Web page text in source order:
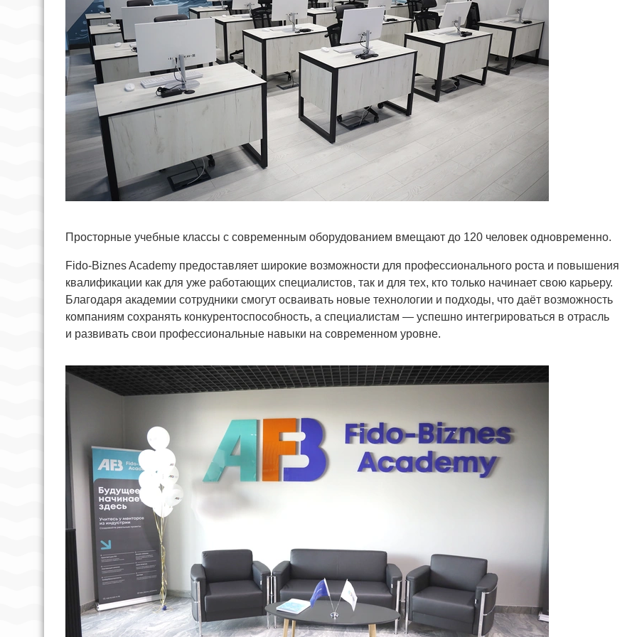
Просторные учебные классы с современным оборудованием вмещают до 120 человек одновременно.
Fido-Biznes Academy предоставляет широкие возможности для профессионального роста и повышения
квалификации как для уже работающих специалистов, так и для тех, кто только начинает свою карьеру.
Благодаря академии сотрудники смогут осваивать новые технологии и подходы, что даёт возможность
компаниям сохранять конкурентоспособность, а специалистам — успешно интегрироваться в отрасль
и развивать свои профессиональные навыки на современном уровне.